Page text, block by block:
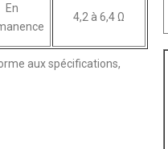
En
4,2 à 6,4 Ω
aux spécifications,